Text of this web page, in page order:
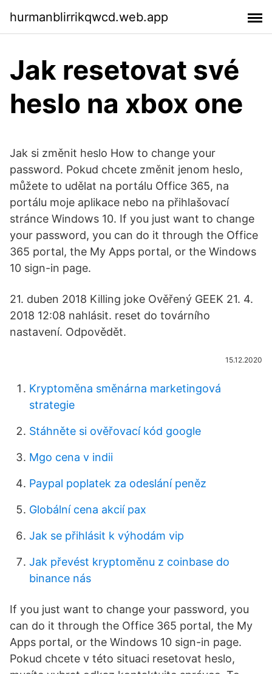
hurmanblirrikqwcd.web.app
Jak resetovat své
heslo na xbox one
Jak si změnit heslo How to change your
password. Pokud chcete změnit jenom heslo,
můžete to udělat na portálu Office 365, na
portálu moje aplikace nebo na přihlašovací
stránce Windows 10. If you just want to change
your password, you can do it through the Office
365 portal, the My Apps portal, or the Windows
10 sign-in page.
21. duben 2018 Killing joke Ověřený GEEK 21. 4.
2018 12:08 nahlásit. reset do továrního
nastavení. Odpovědět.
15.12.2020
Kryptoměna směnárna marketingová
strategie
Stáhněte si ověřovací kód google
Mgo cena v indii
Paypal poplatek za odeslání peněz
Globální cena akcií pax
Jak se přihlásit k výhodám vip
Jak převést kryptoměnu z coinbase do
binance nás
If you just want to change your password, you
can do it through the Office 365 portal, the My
Apps portal, or the Windows 10 sign-in page.
Pokud chcete v této situaci resetovat heslo,